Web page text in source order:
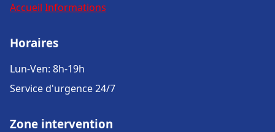
Accueil Informations
Horaires
Lun-Ven: 8h-19h
Service d'urgence 24/7
Zone intervention